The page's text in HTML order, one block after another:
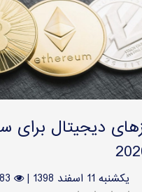
دیجیتال برای
یکشنبه 11 اسفند 1398 |